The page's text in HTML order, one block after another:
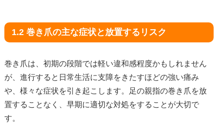
1.2 巻き爪の主な症状と放置するリスク
巻き爪は、初期の段階では軽い違和感程度かもしれません
が、進行すると日常生活に支障をきたすほどの強い痛み
や、様々な症状を引き起こします。足の親指の巻き爪を放
置することなく、早期に適切な対処をすることが大切で
す。